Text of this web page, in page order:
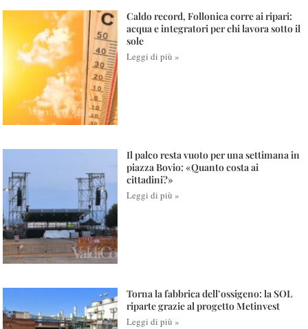
Caldo record, Follonica corre ai ripari:
acqua e integratori per chi lavora sotto il
sole
Leggi di più »
Il palco resta vuoto per una settimana in
piazza Bovio: «Quanto costa ai
cittadini?»
Leggi di più »
Torna la fabbrica dell’ossigeno: la SOL
riparte grazie al progetto Metinvest
Leggi di più »